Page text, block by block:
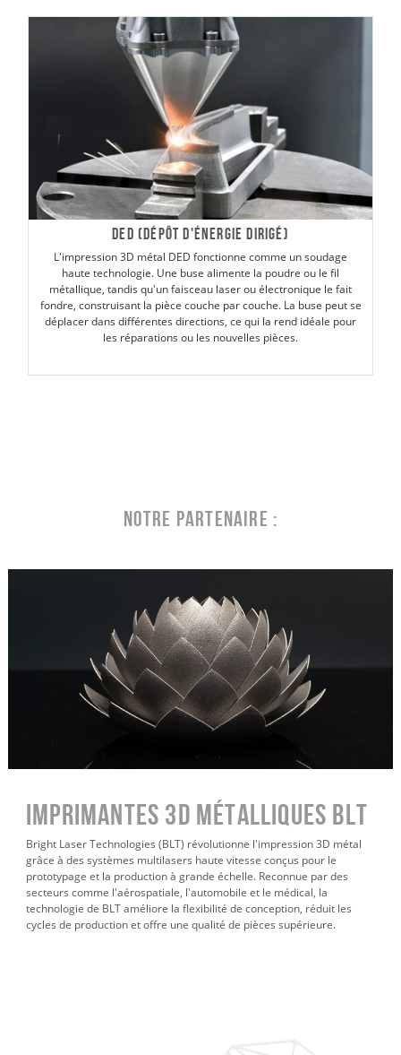
DED (Dépôt d'énergie dirigé)
L'impression 3D métal DED fonctionne comme un soudage
haute technologie. Une buse alimente la poudre ou le fil
métallique, tandis qu'un faisceau laser ou électronique le fait
fondre, construisant la pièce couche par couche. La buse peut se
déplacer dans différentes directions, ce qui la rend idéale pour
les réparations ou les nouvelles pièces.
Notre partenaire :
Imprimantes 3D métalliques BLT
Bright Laser Technologies (BLT) révolutionne l'impression 3D métal
grâce à des systèmes multilasers haute vitesse conçus pour le
prototypage et la production à grande échelle. Reconnue par des
secteurs comme l'aérospatiale, l'automobile et le médical, la
technologie de BLT améliore la flexibilité de conception, réduit les
cycles de production et offre une qualité de pièces supérieure.